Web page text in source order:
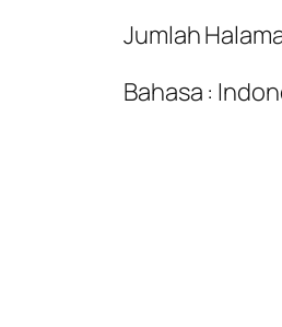
Jumlah
Bahasa :